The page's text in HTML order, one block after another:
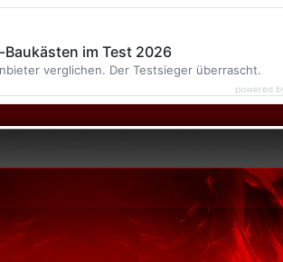
im Test 2026
verglichen. Der Testsieger überrascht.
powered